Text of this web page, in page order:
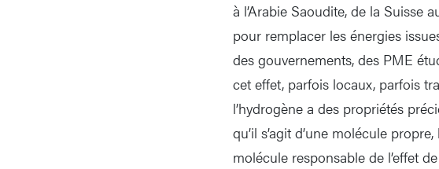
à l’Arabie Saoudite, de la Suisse
pour remplacer les énergies
des gouvernements, des PME
cet effet, parfois locaux, parfois
l’hydrogène a des propriétés
qu’il s’agit d’une molécule
molécule responsable de l’effet